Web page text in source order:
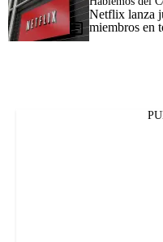
Netflix lanza
miembros en